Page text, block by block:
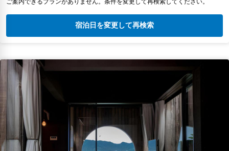
ご案内できるプランがありません。条件を変更して再検索してください。
宿泊日を変更して再検索